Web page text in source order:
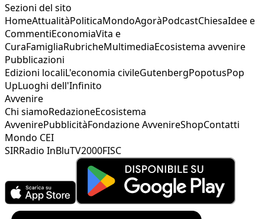
Sezioni del sito
HomeAttualitàPoliticaMondoAgoràPodcastChiesaIdee e
CommentiEconomiaVita e
CuraFamigliaRubricheMultimediaEcosistema avvenire
Pubblicazioni
Edizioni localiL'economia civileGutenbergPopotusPop
UpLuoghi dell'Infinito
Avvenire
Chi siamoRedazioneEcosistema
AvvenirePubblicitàFondazione AvvenireShopContatti
Mondo CEI
SIRRadio InBluTV2000FISC